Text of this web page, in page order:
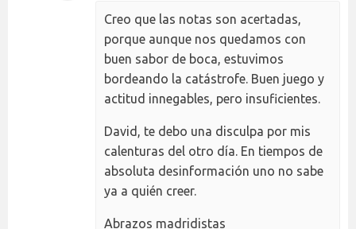
Creo que las notas son acertadas,
porque aunque nos quedamos con
buen sabor de boca, estuvimos
bordeando la catástrofe. Buen juego y
actitud innegables, pero insuficientes.
David, te debo una disculpa por mis
calenturas del otro día. En tiempos de
absoluta desinformación uno no sabe
ya a quién creer.
Abrazos madridistas